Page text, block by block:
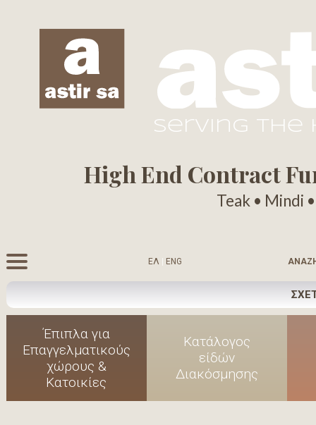
serving the
High End Contract
Teak • Mindi
ΕΛ | ENG
Έπιπλα για
Επαγγελματικούς
χώρους &
Κατοικίες
Κατάλογος
είδών
Διακόσμησης